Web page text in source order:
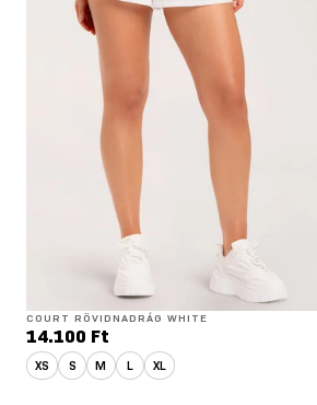
COURT RÖVIDNADRÁG WHITE
14.100 Ft
XS S M L XL